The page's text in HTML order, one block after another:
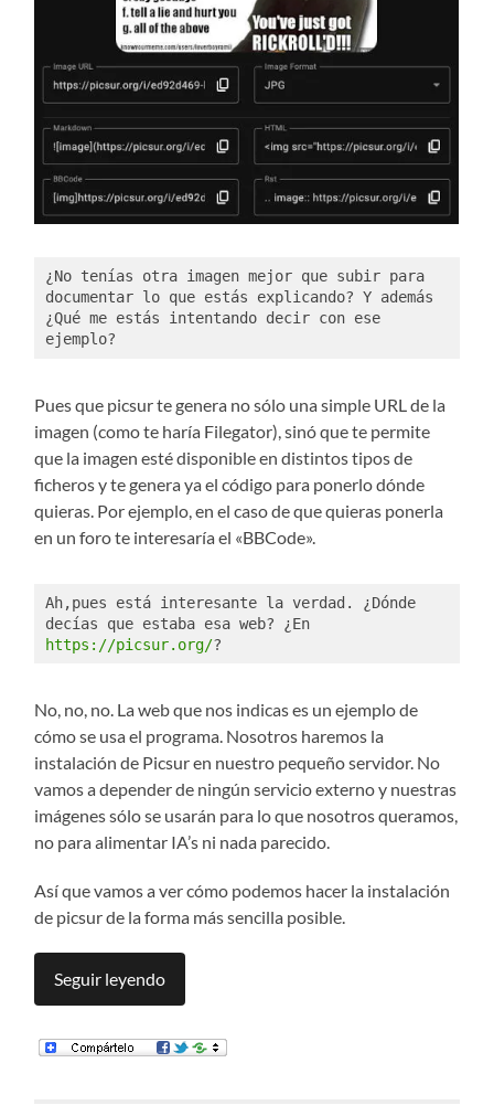
¿No tenías otra imagen mejor que subir para
documentar lo que estás explicando? Y además
¿Qué me estás intentando decir con ese
ejemplo?
Pues que picsur te genera no sólo una simple URL de la
imagen (como te haría Filegator), sinó que te permite
que la imagen esté disponible en distintos tipos de
ficheros y te genera ya el código para ponerlo dónde
quieras. Por ejemplo, en el caso de que quieras ponerla
en un foro te interesaría el «BBCode».
Ah,pues está interesante la verdad. ¿Dónde
decías que estaba esa web? ¿En
https://picsur.org/?
No, no, no. La web que nos indicas es un ejemplo de
cómo se usa el programa. Nosotros haremos la
instalación de Picsur en nuestro pequeño servidor. No
vamos a depender de ningún servicio externo y nuestras
imágenes sólo se usarán para lo que nosotros queramos,
no para alimentar IA’s ni nada parecido.
Así que vamos a ver cómo podemos hacer la instalación
de picsur de la forma más sencilla posible.
Seguir leyendo